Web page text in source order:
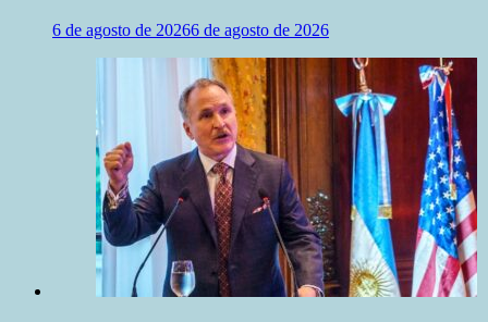
6 de agosto de 20266 de agosto de 2026